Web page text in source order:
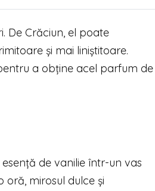
De Crăciun, el poate
și mai liniștitoare.
a obține acel parfum de
de vanilie într-un vas
mirosul dulce și